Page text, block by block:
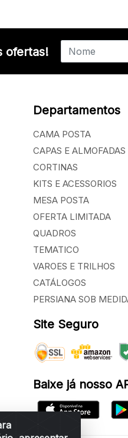
ofertas!
Departamentos
CAMA POSTA
CAPAS E ALMOFADAS
CORTINAS
KITS E ACESSORIOS
MESA POSTA
OFERTA LIMITADA
QUADROS
TEMATICO
VAROES E TRILHOS
CATÁLOGOS
PERSIANA SOB
Site Seguro
Baixe já nosso